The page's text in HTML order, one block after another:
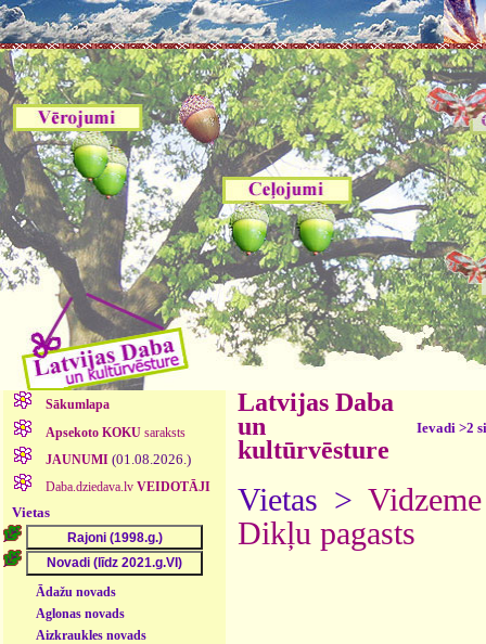
Sākumlapa
Apsekoto KOKUsaraksts
JAUNUMI (01.08.2026.)
Daba.dziedava.lv VEIDOTĀJI
Vietas
Ādažu novads
Aglonas novads
Aizkraukles novads
Latvijas Daba
un
kultūrvēsture
Ievadi >2
Vietas > Vidzeme
Dikļu pagasts